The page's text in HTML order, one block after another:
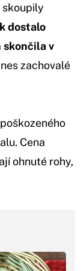
skoupily
dostalo
skončila v
zachovalé
Cena
ohnuté rohy,